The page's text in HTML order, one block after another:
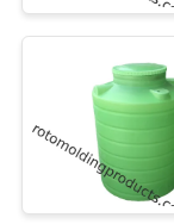
ถัง